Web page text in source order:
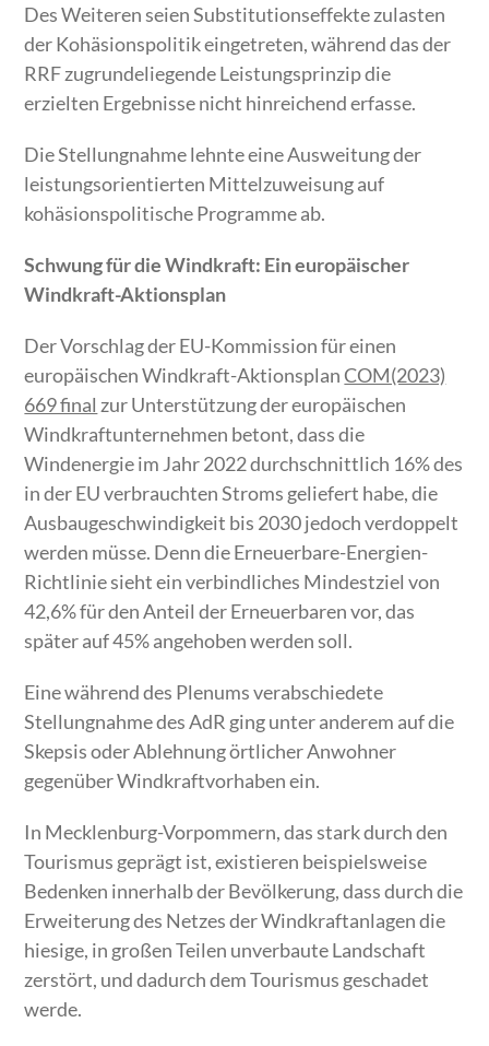
Des Weiteren seien Substitutionseffekte zulasten
der Kohäsionspolitik eingetreten, während das der
RRF zugrundeliegende Leistungsprinzip die
erzielten Ergebnisse nicht hinreichend erfasse.
Die Stellungnahme lehnte eine Ausweitung der
leistungsorientierten Mittelzuweisung auf
kohäsionspolitische Programme ab.
Schwung für die Windkraft: Ein europäischer
Windkraft-Aktionsplan
Der Vorschlag der EU-Kommission für einen
europäischen Windkraft-AktionsplanCOM(2023)
669 final zur Unterstützung der europäischen
Windkraftunternehmen betont, dass die
Windenergie im Jahr 2022 durchschnittlich 16% des
in der EU verbrauchten Stroms geliefert habe, die
Ausbaugeschwindigkeit bis 2030 jedoch verdoppelt
werden müsse. Denn die Erneuerbare-Energien-
Richtlinie sieht ein verbindliches Mindestziel von
42,6% für den Anteil der Erneuerbaren vor, das
später auf 45% angehoben werden soll.
Eine während des Plenums verabschiedete
Stellungnahme des AdR ging unter anderem auf die
Skepsis oder Ablehnung örtlicher Anwohner
gegenüber Windkraftvorhaben ein.
In Mecklenburg-Vorpommern, das stark durch den
Tourismus geprägt ist, existieren beispielsweise
Bedenken innerhalb der Bevölkerung, dass durch die
Erweiterung des Netzes der Windkraftanlagen die
hiesige, in großen Teilen unverbaute Landschaft
zerstört, und dadurch dem Tourismus geschadet
werde.